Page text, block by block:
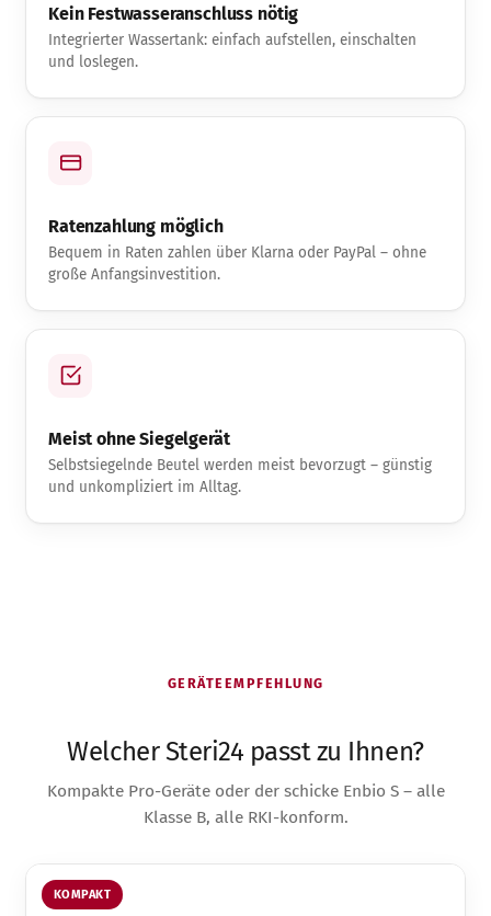
Kein Festwasseranschluss nötig
Integrierter Wassertank: einfach aufstellen, einschalten
und loslegen.
Ratenzahlung möglich
Bequem in Raten zahlen über Klarna oder PayPal – ohne
große Anfangsinvestition.
Meist ohne Siegelgerät
Selbstsiegelnde Beutel werden meist bevorzugt – günstig
und unkompliziert im Alltag.
GERÄTEEMPFEHLUNG
Welcher Steri24 passt zu Ihnen?
Kompakte Pro-Geräte oder der schicke Enbio S – alle
Klasse B, alle RKI-konform.
KOMPAKT